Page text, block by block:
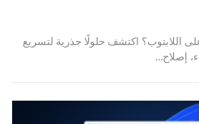
ويندوز 11 بطيء على اللابتوب؟ اكتشف حلولًا جذرية لتسريع
إصلاح…